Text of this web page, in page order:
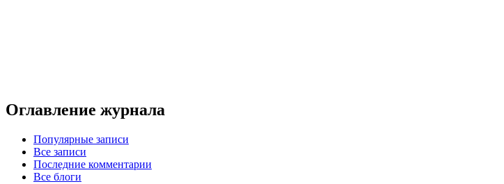
Оглавление журнала
Популярные записи
Все записи
Последние комментарии
Все блоги